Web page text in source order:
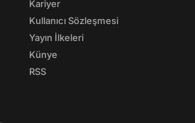
Kariyer
Kullanıcı Sözleşmesi
Yayın İlkeleri
Künye
RSS